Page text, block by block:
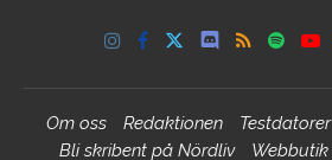
Om oss Redaktionen Testdatorer
Bli skribent på Nördliv
Webbutik